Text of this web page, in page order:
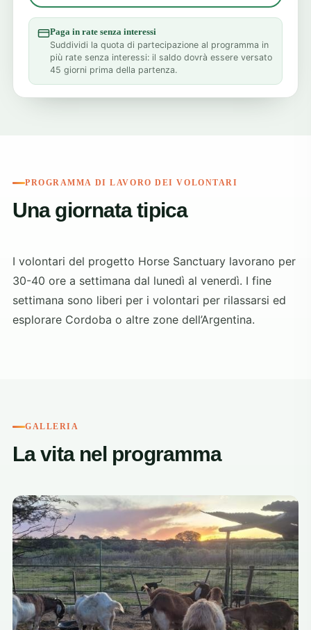
Paga in rate senza interessi
Suddividi la quota di partecipazione al programma in
più rate senza interessi: il saldo dovrà essere versato
45 giorni prima della partenza.
PROGRAMMA DI LAVORO DEI VOLONTARI
Una giornata tipica
I volontari del progetto Horse Sanctuary lavorano per
30-40 ore a settimana dal lunedì al venerdì. I fine
settimana sono liberi per i volontari per rilassarsi ed
esplorare Cordoba o altre zone dell’Argentina.
GALLERIA
La vita nel programma